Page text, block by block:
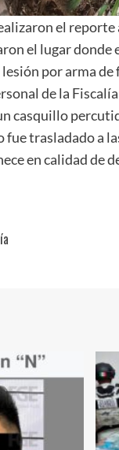
el reporte
el lugar
por arma de
de la
casquillo
fue trasladado a
en calidad de